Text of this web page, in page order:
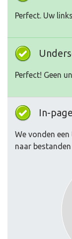
Perfect. Uw
Perfect! Geen
In-
We vonden
naar bestanden